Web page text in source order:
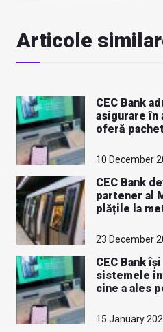
Articole
CEC Bank
asigurare în
oferă
10 December
CEC Bank
partener al
plățile la
23 December
CEC Bank
sistemele
cine a ales
15 January